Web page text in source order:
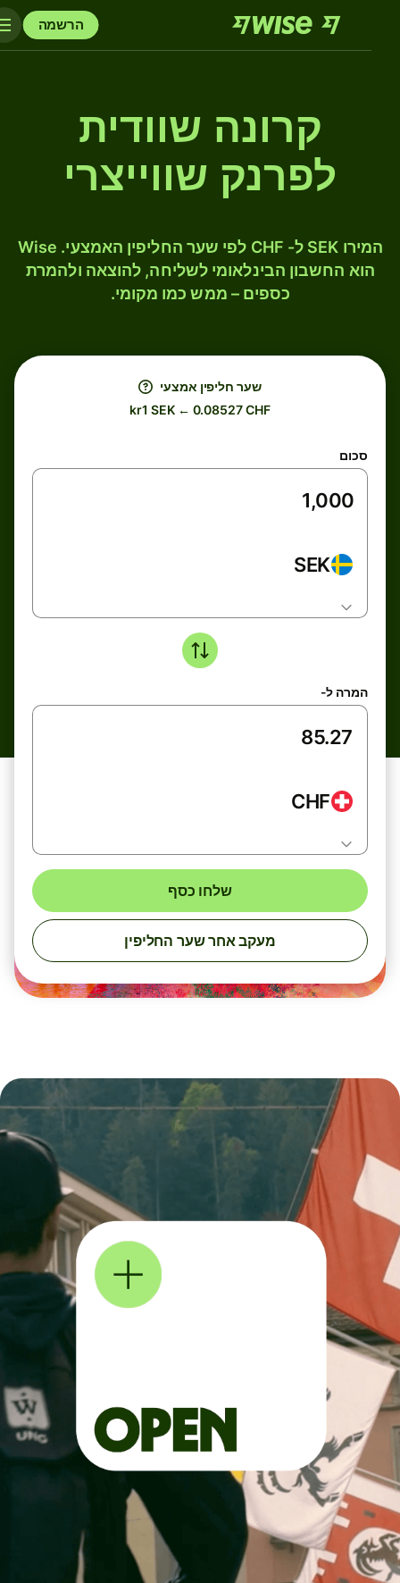
הרשמה
קרונה שוודית
לפרנק שווייצרי
המירו SEK ל- CHF לפי שער החליפין האמצעי. Wise
הוא החשבון הבינלאומי לשליחה, להוצאה ולהמרת
כספים – ממש כמו מקומי.
שער חליפין אמצעי
kr1 SEK ← 0.08527 CHF
סכום
SEK
המרה ל-
CHF
שלחו כסף
מעקב אחר שער החליפין